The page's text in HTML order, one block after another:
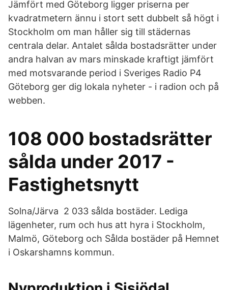
Jämfört med Göteborg ligger priserna per
kvadratmetern ännu i stort sett dubbelt så högt i
Stockholm om man håller sig till städernas
centrala delar. Antalet sålda bostadsrätter under
andra halvan av mars minskade kraftigt jämfört
med motsvarande period i Sveriges Radio P4
Göteborg ger dig lokala nyheter - i radion och på
webben.
108 000 bostadsrätter
sålda under 2017 -
Fastighetsnytt
Solna/Järva 2 033 sålda bostäder. Lediga
lägenheter, rum och hus att hyra i Stockholm,
Malmö, Göteborg och Sålda bostäder på Hemnet
i Oskarshamns kommun.